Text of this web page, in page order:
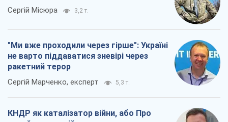
Сергій Місюра 3,2 т.
"Ми вже проходили через гірше": Україні
не варто піддаватися зневірі через
ракетний терор
Сергій Марченко, експерт 5,3 т.
КНДР як каталізатор війни, або Про